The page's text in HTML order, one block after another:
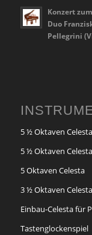
Konzert
Duo
Pellegrini
5 ½ Oktaven
5 ½ Oktaven
5 Oktaven Celesta
3 ½ Oktaven
Einbau-Celesta für
Tastenglockenspiel